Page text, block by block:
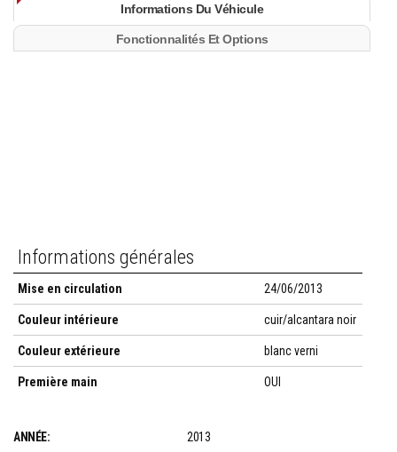
Informations Du Véhicule
Fonctionnalités Et Options
Informations générales
Mise en circulation 24/06/2013
Couleur intérieure cuir/alcantara noir
Couleur extérieure blanc verni
Première main OUI
ANNÉE:
2013